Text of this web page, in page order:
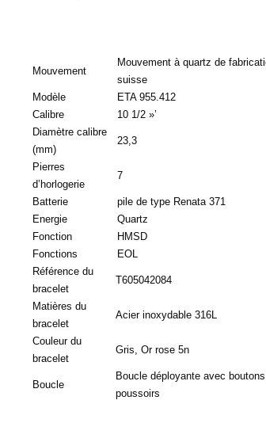
Mouvement
Mouvement à quartz de
suisse
Modèle
ETA 955.412
Calibre
10 1/2 »’
Diamètre calibre
(mm)
23,3
Pierres
d’horlogerie
7
Batterie
pile de type Renata 371
Energie
Quartz
Fonction
HMSD
Fonctions
EOL
Référence du
bracelet
T605042084
Matières du
bracelet
Acier inoxydable 316L
Couleur du
bracelet
Gris, Or rose 5n
Boucle
Boucle déployante avec boutons
poussoirs